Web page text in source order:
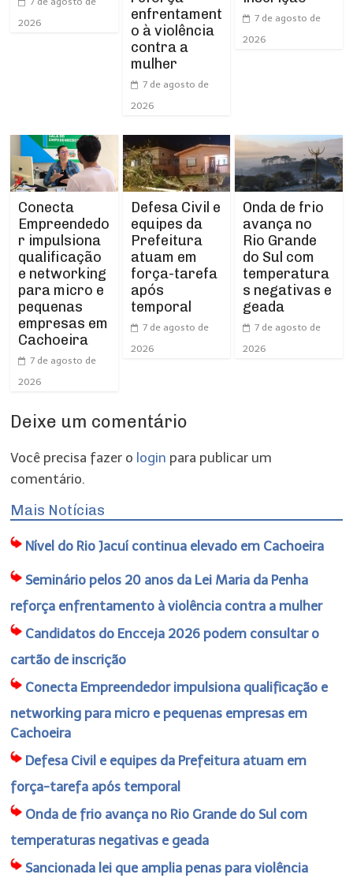
2026
enfrentament
o à violência
contra a
mulher
7 de agosto de
2026
7 de agosto de
2026
Conecta
Empreendedo
r impulsiona
qualificação
e networking
para micro e
pequenas
empresas em
Cachoeira
7 de agosto de
2026
Defesa Civil e
equipes da
Prefeitura
atuam em
força-tarefa
após
temporal
7 de agosto de
2026
Onda de frio
avança no
Rio Grande
do Sul com
temperatura
s negativas e
geada
7 de agosto de
2026
Deixe um comentário
Você precisa fazer o login para publicar um
comentário.
Mais Notícias
Nível do Rio Jacuí continua elevado em Cachoeira
Seminário pelos 20 anos da Lei Maria da Penha
reforça enfrentamento à violência contra a mulher
Candidatos do Encceja 2026 podem consultar o
cartão de inscrição
Conecta Empreendedor impulsiona qualificação e
networking para micro e pequenas empresas em
Cachoeira
Defesa Civil e equipes da Prefeitura atuam em
força-tarefa após temporal
Onda de frio avança no Rio Grande do Sul com
temperaturas negativas e geada
Sancionada lei que amplia penas para violência